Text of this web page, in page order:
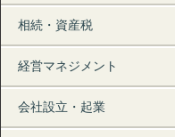
相続・資産税
経営マネジメント
会社設立・起業